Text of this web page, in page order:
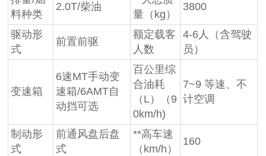
料种类
2.0T/柴油
量（kg）
3800
驱动形
式
前置前驱
额定载客
人数
4-6人（含驾驶
员）
变速箱
6速MT手动变
速箱/6AMT自
动挡可选
百公里综
合油耗
（L）（9
0km/h)
7~9 等速、不
计空调
制动形
式
前通风盘后盘
式
**高车速
（km/h）
160